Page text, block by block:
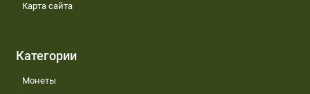
Карта сайта
Категории
Монеты